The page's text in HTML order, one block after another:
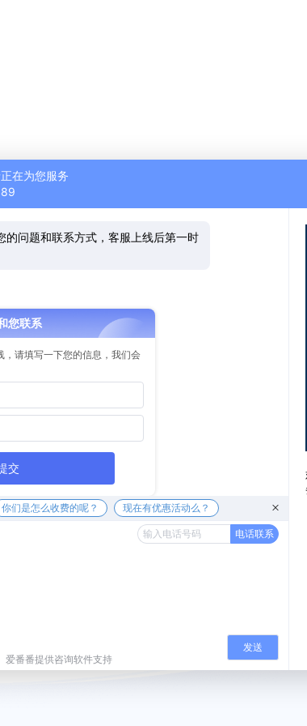
在为您服务
08-08 11:31:21 开始沟通
的问题和联系方式，客服上线后第一时
您联系
请填写一下您的信息，我们会
交
你们是怎么收费的呢？ 现在有优惠活动么？
电话联系
发送